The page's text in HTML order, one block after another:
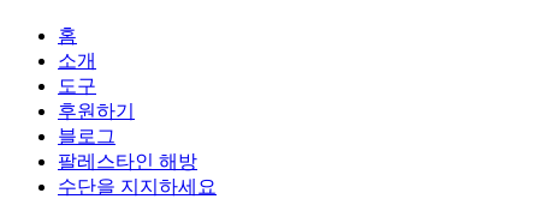
홈
소개
도구
후원하기
블로그
팔레스타인 해방
수단을 지지하세요